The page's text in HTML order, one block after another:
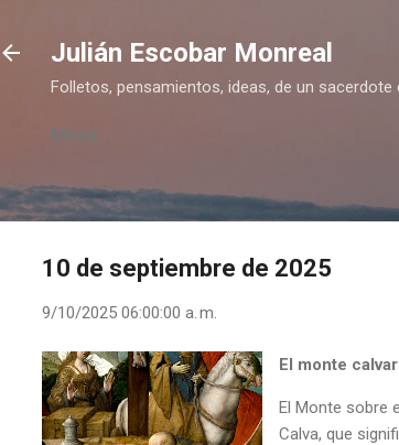
Julián Escobar Monreal
Folletos, pensamientos, ideas, de un sacerdote
Menú
10 de septiembre de 2025
9/10/2025 06:00:00 a. m.
El monte
El Monte sobre
Calva, que